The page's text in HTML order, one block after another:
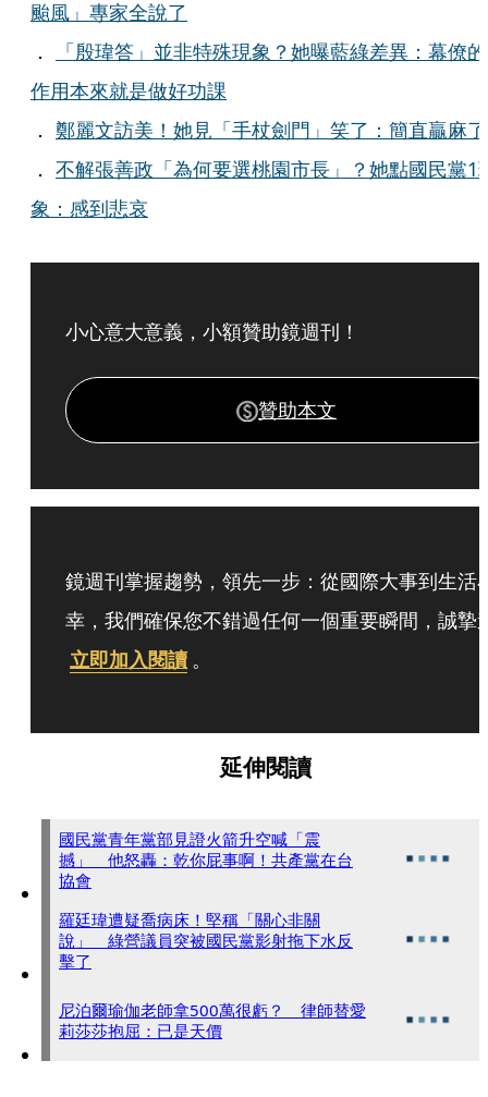
颱風」專家全說了
．
「殷瑋答」並非特殊現象？她曝藍綠差異：幕僚的
作用本來就是做好功課
． 鄭麗文訪美！她見「手杖劍門」笑了：簡直贏麻了
． 不解張善政「為何要選桃園市長」？她點國民黨1
象：感到悲哀
小心意大意義，小額贊助鏡週刊！
贊助本文
鏡週刊掌握趨勢，領先一步：從國際大事到生活
幸，我們確保您不錯過任何一個重要瞬間，誠摯
立即加入閱讀 。
延伸閱讀
國民黨青年黨部見證火箭升空喊「震
撼」 他怒轟：乾你屁事啊！共產黨在台
協會
羅廷瑋遭疑喬病床！堅稱「關心非關
說」 綠營議員突被國民黨影射拖下水反
擊了
尼泊爾瑜伽老師拿500萬很虧？ 律師替愛
莉莎莎抱屈：已是天價